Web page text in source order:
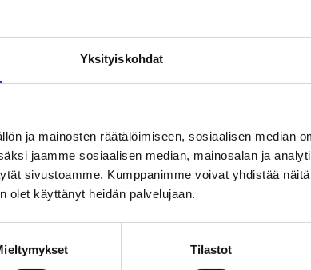
Yksityiskohdat
ja mainosten räätälöimiseen, sosiaalisen median
jaamme sosiaalisen median, mainosalan ja
sivustoamme. Kumppanimme voivat yhdistää
olet käyttänyt heidän palvelujaan.
Tilastot
Lue myös